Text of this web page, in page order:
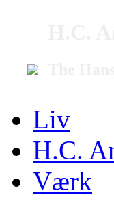
Liv
H.C.
Værk